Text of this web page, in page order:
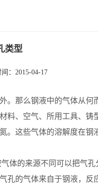
类型
：2015-04-17
。那么钢液中的气体从何
料、空气、所用工具、铸
。这些气体的溶解度在钢
体的来源不同可以把气孔
孔的气体来自于钢液，反